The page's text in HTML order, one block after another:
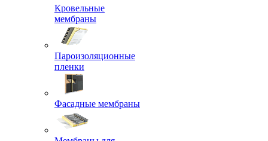
Кровельные
мембраны
Пароизоляционные
пленки
Фасадные мембраны